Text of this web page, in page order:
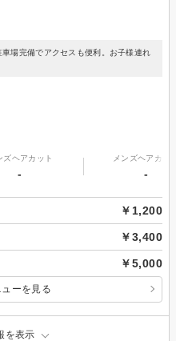
場完備でアクセスも便利。お子様連れ
ズヘアカット
-
メンズヘアカラ
-
￥1,200
￥3,400
￥5,000
ーを見る
を表示